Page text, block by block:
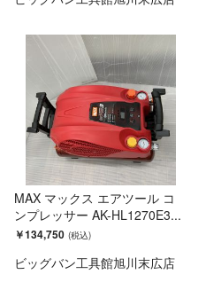
MAX マックス エアツール コ
ンプレッサー AK-HL1270E3...
￥134,750
ビッグバン工具館旭川末広店